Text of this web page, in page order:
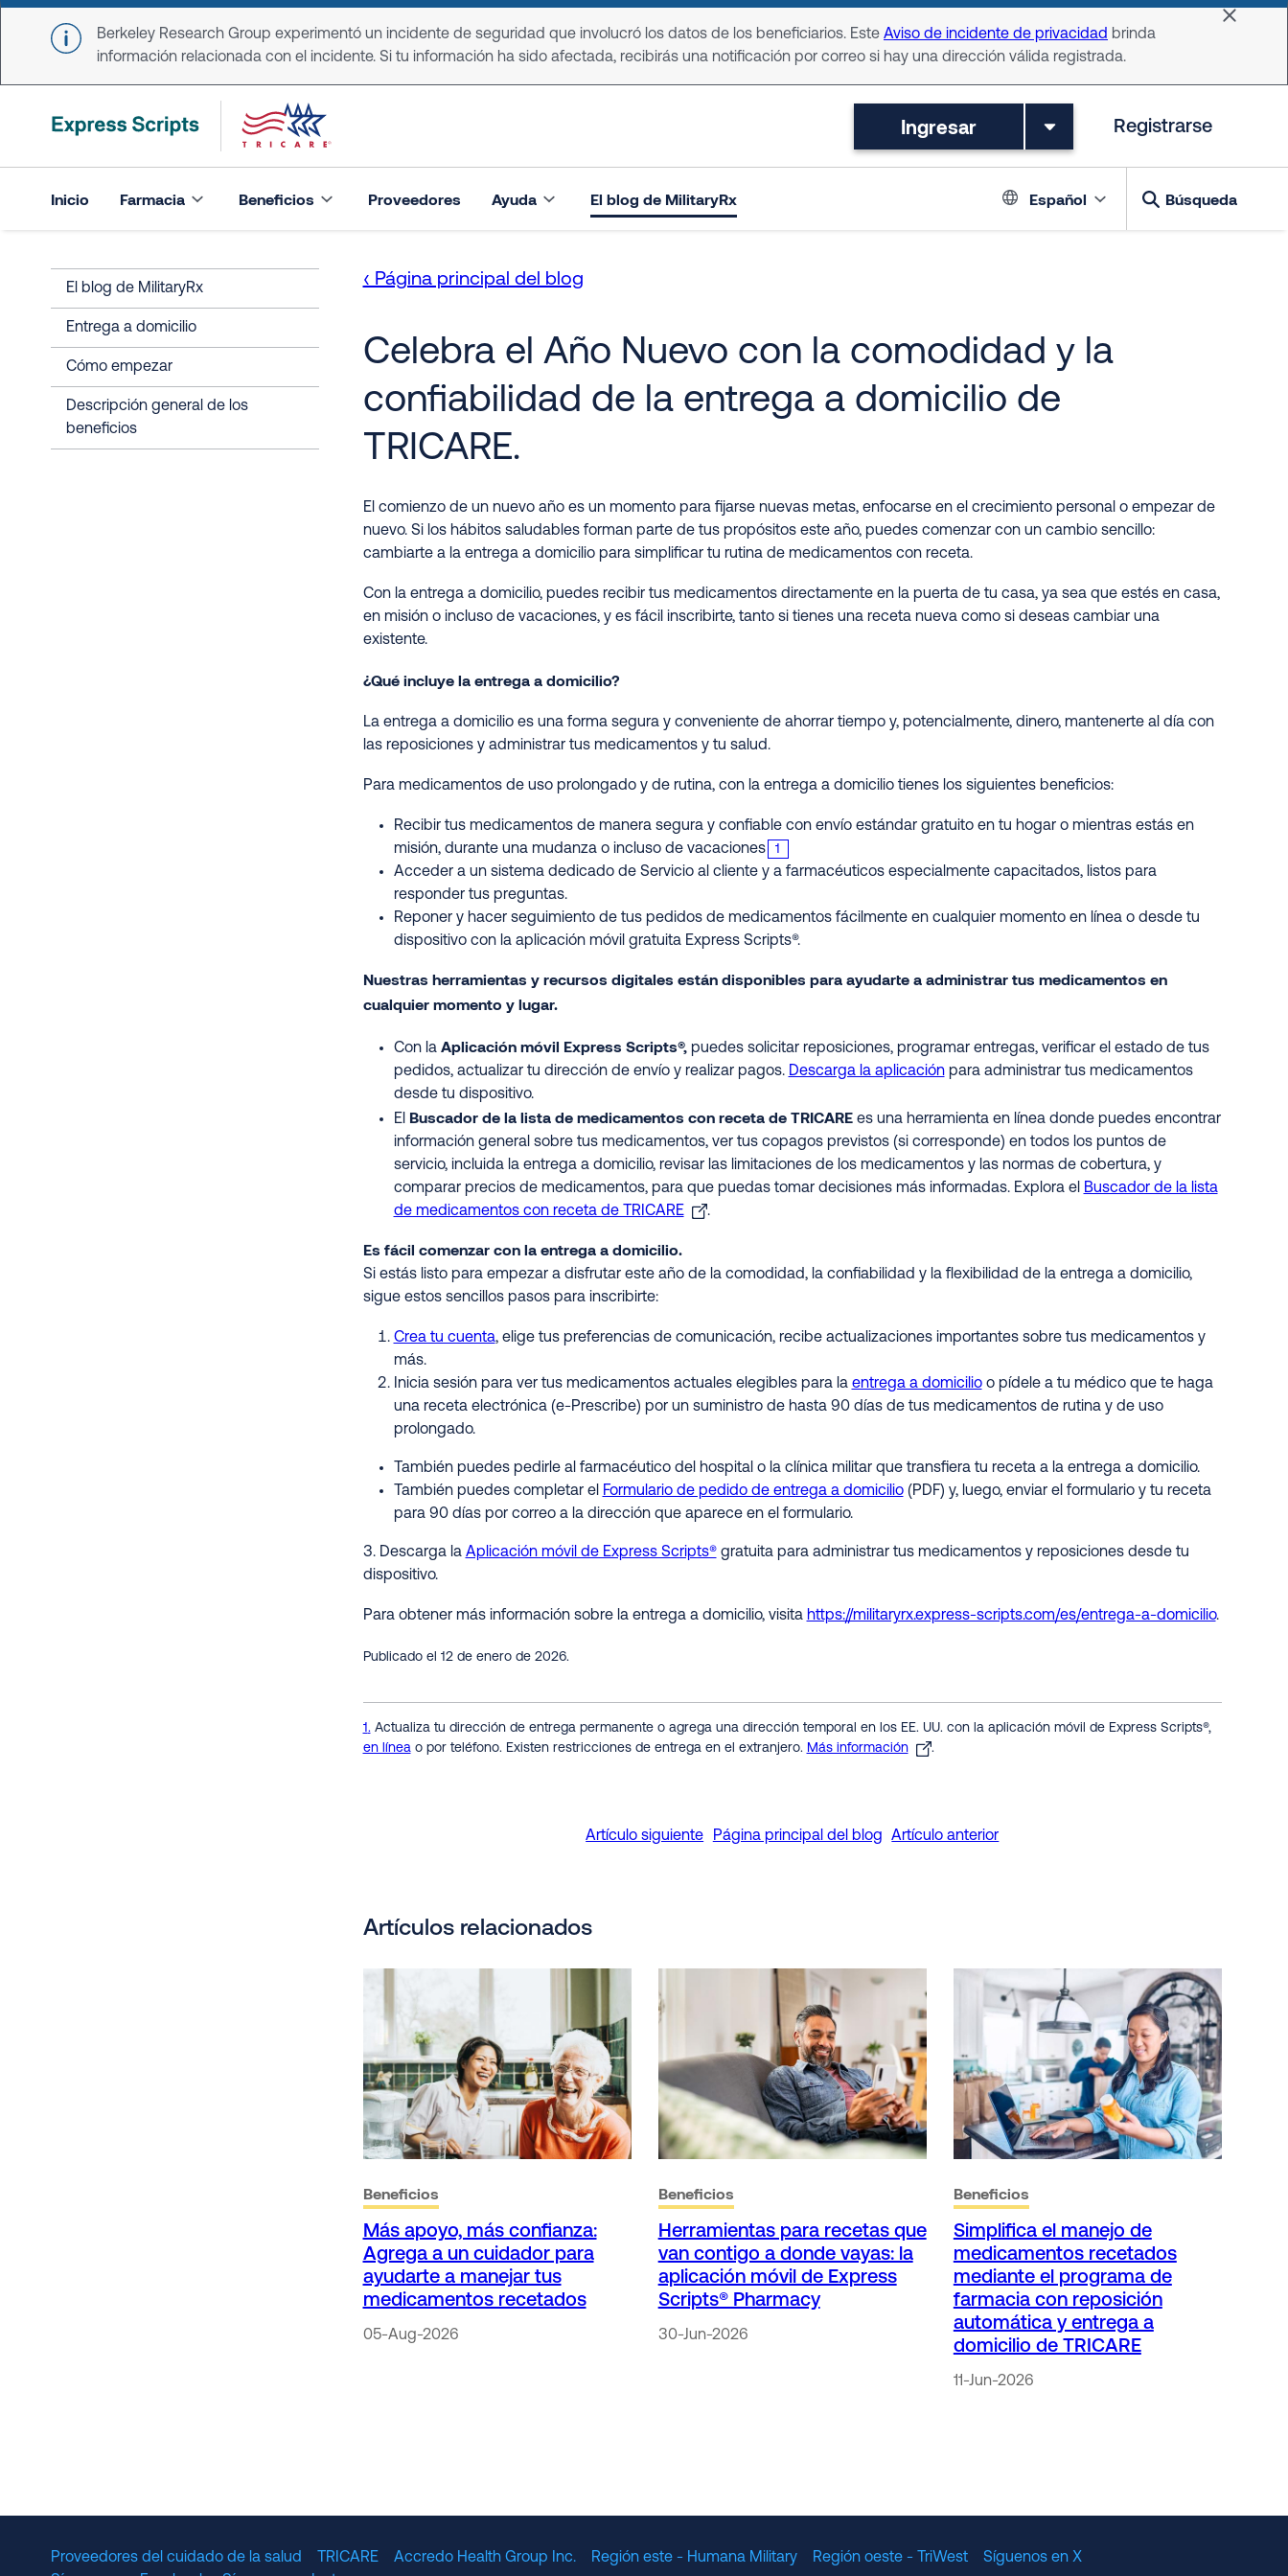
Skip to main content
Berkeley Research Group experimentó un incidente de seguridad que involucró los datos de los beneficiarios. Este Aviso de incidente de privacidad brinda
información relacionada con el incidente. Si tu información ha sido afectada, recibirás una notificación por correo si hay una dirección válida registrada.
Dismiss
Ingresar Registrarse
Inicio Farmacia Beneficios Proveedores Ayuda El blog de MilitaryRx Language
Español Búsqueda
El blog de MilitaryRx
Entrega a domicilio
Cómo empezar
Descripción general de los
beneficios
‹ Página principal del blog
Celebra el Año Nuevo con la comodidad y la
confiabilidad de la entrega a domicilio de
TRICARE.
El comienzo de un nuevo año es un momento para fijarse nuevas metas, enfocarse en el crecimiento personal o empezar de
nuevo. Si los hábitos saludables forman parte de tus propósitos este año, puedes comenzar con un cambio sencillo:
cambiarte a la entrega a domicilio para simplificar tu rutina de medicamentos con receta.
Con la entrega a domicilio, puedes recibir tus medicamentos directamente en la puerta de tu casa, ya sea que estés en casa,
en misión o incluso de vacaciones, y es fácil inscribirte, tanto si tienes una receta nueva como si deseas cambiar una
existente.
¿Qué incluye la entrega a domicilio?
La entrega a domicilio es una forma segura y conveniente de ahorrar tiempo y, potencialmente, dinero, mantenerte al día con
las reposiciones y administrar tus medicamentos y tu salud.
Para medicamentos de uso prolongado y de rutina, con la entrega a domicilio tienes los siguientes beneficios:
Recibir tus medicamentos de manera segura y confiable con envío estándar gratuito en tu hogar o mientras estás en
misión, durante una mudanza o incluso de vacaciones
1
Acceder a un sistema dedicado de Servicio al cliente y a farmacéuticos especialmente capacitados, listos para
responder tus preguntas.
Reponer y hacer seguimiento de tus pedidos de medicamentos fácilmente en cualquier momento en línea o desde tu
dispositivo con la aplicación móvil gratuita Express Scripts®.
Nuestras herramientas y recursos digitales están disponibles para ayudarte a administrar tus medicamentos en
cualquier momento y lugar.
Con la Aplicación móvil Express Scripts®, puedes solicitar reposiciones, programar entregas, verificar el estado de tus
pedidos, actualizar tu dirección de envío y realizar pagos. Descarga la aplicaciónpara administrar tus medicamentos
desde tu dispositivo.
El Buscador de la lista de medicamentos con receta de TRICAREes una herramienta en línea donde puedes encontrar
información general sobre tus medicamentos, ver tus copagos previstos (si corresponde) en todos los puntos de
servicio, incluida la entrega a domicilio, revisar las limitaciones de los medicamentos y las normas de cobertura, y
comparar precios de medicamentos, para que puedas tomar decisiones más informadas. Explora el Buscador de la lista
de medicamentos con receta de TRICARE
.
Es fácil comenzar con la entrega a domicilio.
Si estás listo para empezar a disfrutar este año de la comodidad, la confiabilidad y la flexibilidad de la entrega a domicilio,
sigue estos sencillos pasos para inscribirte:
Crea tu cuenta, elige tus preferencias de comunicación, recibe actualizaciones importantes sobre tus medicamentos y
más.
Inicia sesión para ver tus medicamentos actuales elegibles para la entrega a domicilioo pídele a tu médico que te haga
una receta electrónica (e-Prescribe) por un suministro de hasta 90 días de tus medicamentos de rutina y de uso
prolongado.
También puedes pedirle al farmacéutico del hospital o la clínica militar que transfiera tu receta a la entrega a domicilio.
También puedes completar el Formulario de pedido de entrega a domicilio(PDF) y, luego, enviar el formulario y tu receta
para 90 días por correo a la dirección que aparece en el formulario.
3. Descarga la Aplicación móvil de Express Scripts®gratuita para administrar tus medicamentos y reposiciones desde tu
dispositivo.
Para obtener más información sobre la entrega a domicilio, visita https://militaryrx.express-scripts.com/es/entrega-a-domicilio.
Publicado el 12 de enero de 2026.
1 Actualiza tu dirección de entrega permanente o agrega una dirección temporal en los EE. UU. con la aplicación móvil de Express Scripts®,
en líneao por teléfono. Existen restricciones de entrega en el extranjero. Más información .
Artículo siguiente Página principal del blog Artículo anterior
Artículos relacionados
Beneficios
Más apoyo, más confianza:
Agrega a un cuidador para
ayudarte a manejar tus
medicamentos recetados
05-Aug-2026
Beneficios
Herramientas para recetas que
van contigo a donde vayas: la
aplicación móvil de Express
Scripts® Pharmacy
30-Jun-2026
Beneficios
Simplifica el manejo de
medicamentos recetados
mediante el programa de
farmacia con reposición
automática y entrega a
domicilio de TRICARE
11-Jun-2026
Proveedores del cuidado de la salud TRICARE Accredo Health Group Inc. Región este - Humana Military Región oeste - TriWest
Síguenos en X